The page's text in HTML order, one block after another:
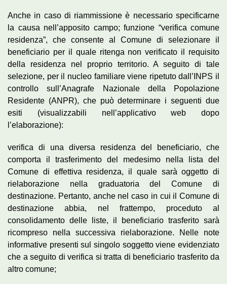
Anche in caso di riammissione è necessario specificarne
la causa nell’apposito campo; funzione “verifica comune
residenza”, che consente al Comune di selezionare il
beneficiario per il quale ritenga non verificato il requisito
della residenza nel proprio territorio. A seguito di tale
selezione, per il nucleo familiare viene ripetuto dall’INPS il
controllo sull’Anagrafe Nazionale della Popolazione
Residente (ANPR), che può determinare i seguenti due
esiti (visualizzabili nell’applicativo web dopo
l’elaborazione):
verifica di una diversa residenza del beneficiario, che
comporta il trasferimento del medesimo nella lista del
Comune di effettiva residenza, il quale sarà oggetto di
rielaborazione nella graduatoria del Comune di
destinazione. Pertanto, anche nel caso in cui il Comune di
destinazione abbia, nel frattempo, proceduto al
consolidamento delle liste, il beneficiario trasferito sarà
ricompreso nella successiva rielaborazione. Nelle note
informative presenti sul singolo soggetto viene evidenziato
che a seguito di verifica si tratta di beneficiario trasferito da
altro comune;